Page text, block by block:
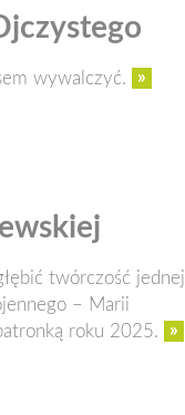
wywalczyć. »
twórczość jednej
– Marii
roku 2025.
»